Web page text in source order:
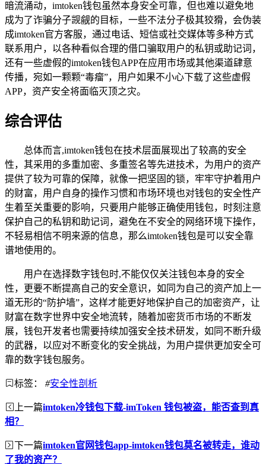
暗流涌动，imtoken钱包虽然本身安全可靠，但也难以避免地
成为了诈骗分子觊觎的目标，一些不法分子极其狡猾，会伪装
成imtoken官方客服，通过电话、短信或社交媒体等多种方式
联系用户，以各种看似合理的借口骗取用户的私钥或助记词，
还有一些虚假的imtoken钱包APP在应用市场或其他渠道肆意
传播，宛如一颗颗“毒瘤”，用户如果不小心下载了这些虚假
APP，资产安全将面临灭顶之灾。
综合评估
总体而言,imtoken钱包在技术层面展现出了较高的安全
性，其采用的多重加密、多重签名等先进技术，为用户的资产
提供了较为可靠的保障，就像一把坚固的锁，牢牢守护着用户
的财富，用户自身的操作习惯和市场环境也对钱包的安全性产
生着至关重要的影响，只要用户能够正确使用钱包，时刻注意
保护自己的私钥和助记词，避免在不安全的网络环境下操作，
不轻易相信不明来源的信息，那么imtoken钱包是可以安全靠
谱地使用的。
用户在选择数字钱包时,不能仅仅关注钱包本身的安全
性，更要不断提高自己的安全意识，如同为自己的资产加上一
道无形的“防护墙”，这样才能更好地保护自己的加密资产，让
财富在数字世界中安全地流转，随着加密货币市场的不断发
展，钱包开发者也需要持续加强安全技术研发，如同不断升级
的武器，以应对不断变化的安全挑战，为用户提供更加安全可
靠的数字钱包服务。
标签： #安全性剖析
上一篇imtoken冷钱包下载-imToken 钱包被盗，能否查到真
相？
下一篇imtoken官网钱包app-imtoken钱包莫名被转走，谁动
了我的资产？